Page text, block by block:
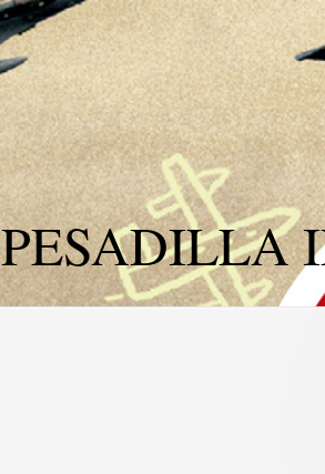
PESADILLA